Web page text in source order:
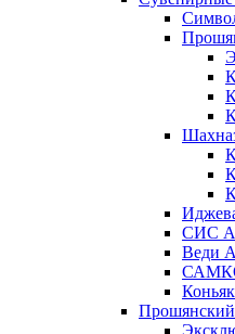
СИС
Веди